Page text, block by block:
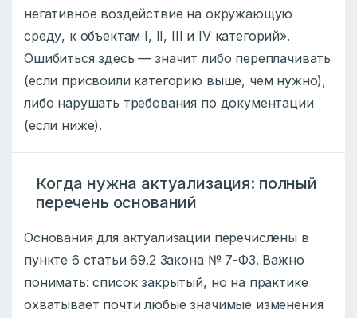
негативное воздействие на окружающую
среду, к объектам I, II, III и IV категорий».
Ошибиться здесь — значит либо переплачивать
(если присвоили категорию выше, чем нужно),
либо нарушать требования по документации
(если ниже).
Когда нужна актуализация: полный
перечень оснований
Основания для актуализации перечислены в
пункте 6 статьи 69.2 Закона № 7-ФЗ. Важно
понимать: список закрытый, но на практике
охватывает почти любые значимые изменения